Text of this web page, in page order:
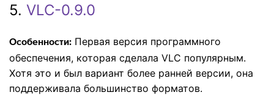
5. VLC-0.9.0
Особенности: Первая версия программного
обеспечения, которая сделала VLC популярным.
Хотя это и был вариант более ранней версии, она
поддерживала большинство форматов.